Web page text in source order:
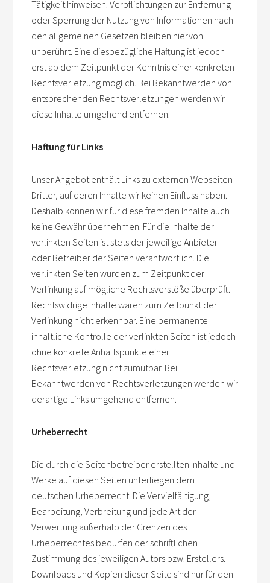
Tätigkeit hinweisen. Verpflichtungen zur Entfernung
oder Sperrung der Nutzung von Informationen nach
den allgemeinen Gesetzen bleiben hiervon
unberührt. Eine diesbezügliche Haftung ist jedoch
erst ab dem Zeitpunkt der Kenntnis einer konkreten
Rechtsverletzung möglich. Bei Bekanntwerden von
entsprechenden Rechtsverletzungen werden wir
diese Inhalte umgehend entfernen.
Haftung für Links
Unser Angebot enthält Links zu externen Webseiten
Dritter, auf deren Inhalte wir keinen Einfluss haben.
Deshalb können wir für diese fremden Inhalte auch
keine Gewähr übernehmen. Für die Inhalte der
verlinkten Seiten ist stets der jeweilige Anbieter
oder Betreiber der Seiten verantwortlich. Die
verlinkten Seiten wurden zum Zeitpunkt der
Verlinkung auf mögliche Rechtsverstöße überprüft.
Rechtswidrige Inhalte waren zum Zeitpunkt der
Verlinkung nicht erkennbar. Eine permanente
inhaltliche Kontrolle der verlinkten Seiten ist jedoch
ohne konkrete Anhaltspunkte einer
Rechtsverletzung nicht zumutbar. Bei
Bekanntwerden von Rechtsverletzungen werden wir
derartige Links umgehend entfernen.
Urheberrecht
Die durch die Seitenbetreiber erstellten Inhalte und
Werke auf diesen Seiten unterliegen dem
deutschen Urheberrecht. Die Vervielfältigung,
Bearbeitung, Verbreitung und jede Art der
Verwertung außerhalb der Grenzen des
Urheberrechtes bedürfen der schriftlichen
Zustimmung des jeweiligen Autors bzw. Erstellers.
Downloads und Kopien dieser Seite sind nur für den